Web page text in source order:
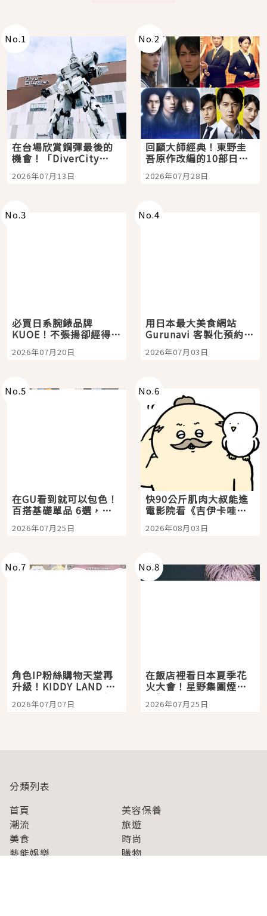
No.1
在台場欣賞鋼彈最後的
機會！「DiverCity
Tokyo Plaza」搭船、
購物、美食及夜景，一
2026年07月13日
No.2
回顧大師經典！東野圭
吾原作改編的10部日本
影視作品推薦
2026年07月28日
No.3
必買日系腕錶品牌
KUOE！不張揚卻經得起
時間洗鍊的經典之作五
選
2026年07月20日
No.4
用日本最大美食網站
Gurunavi 客製化預約九
大都市餐廳，打造專屬
美食體驗！
2026年07月03日
No.5
在GU看到就可以包色！
百搭基礎單品 6選，閉
眼全收也不心疼
2026年07月25日
No.6
快90公斤肌肉大叔能進
電影院看《吉伊卡哇》
嗎？日本重金屬樂團
「打首」會長與nagano
2026年08月03日
No.7
角色IP粉絲購物天堂再
升級！KIDDY LAND 原
宿店吉伊卡哇迎客，新
開幕 OMOKADO 店3分
2026年07月07日
No.8
在飯店裡看日本夏季花
火大會！星野集團煙火
景觀飯店6選，讓你不用
人擠人悠閒欣賞
2026年07月25日
分類列表
首頁
美容保養
潮流
旅遊
美食
時尚
藝能娛樂
購物